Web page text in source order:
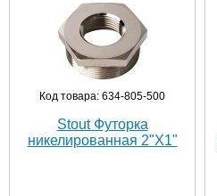
Код товара: 634-805-500
Stout Футорка
никелированная 2"X1"